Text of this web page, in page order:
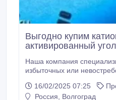
Выгодно купим
активированный
Наша компания
избыточных или
(КУ2-8, Purolite C-100), аниониты (АВ-17-8ЧС,
АН-31), сульфоуголь (СК-1, СК-2), а также широкий
16/02/2025 07:25
Россия, Волгоград